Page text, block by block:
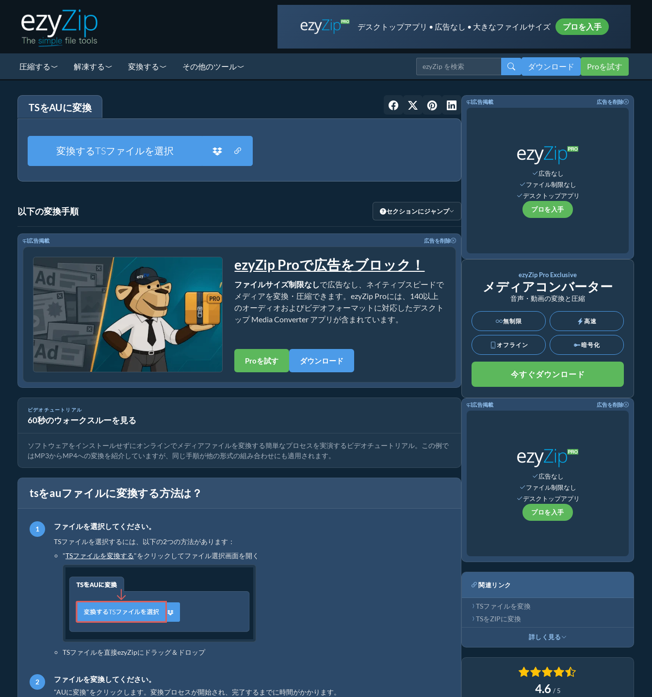
デスクトップアプリ • 広告なし • 大きなファイルサイズ プロを入手
圧縮する 解凍する 変換する その他のツール ダウンロード Proを試す
TSをAUに変換
変換するTSファイルを選択
以下の変換手順 セクションにジャンプ
広告掲載 広告を削除
ezyZip Proで広告をブロック！
ファイルサイズ制限なしで広告なし、ネイティブスピードで
メディアを変換・圧縮できます。ezyZip Proには、140以上
のオーディオおよびビデオフォーマットに対応したデスクト
ップ Media Converter アプリが含まれています。
Proを試す ダウンロード
ビデオチュートリアル
60秒のウォークスルーを見る
メディアファイルの変換方法
ソフトウェアをインストールせずにオンラインでメディアファイルを変換する簡単なプロセスを実演するビデオチュートリアル。この例で
はMP3からMP4への変換を紹介していますが、同じ手順が他の形式の組み合わせにも適用されます。
tsをauファイルに変換する方法は？
ファイルを選択してください。
TSファイルを選択するには、以下の2つの方法があります：
"TSファイルを変換する"をクリックしてファイル選択画面を開く
TSファイルを直接ezyZipにドラッグ＆ドロップ
ファイルを変換してください。
"AUに変換"をクリックします。変換プロセスが開始され、完了するまでに時間がかかります。
広告掲載 広告を削除
広告なし
ファイル制限なし
デスクトップアプリ
プロを入手
ezyZip Pro Exclusive
メディアコンバーター
音声・動画の変換と圧縮
無制限 高速
オフライン 暗号化
今すぐダウンロード
広告掲載 広告を削除
広告なし
ファイル制限なし
デスクトップアプリ
プロを入手
関連リンク
TSファイルを変換
TSをZIPに変換
詳しく見る
4.6 / 5